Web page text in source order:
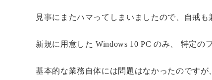
見事にまたハマってしまいましたので、自戒も
新規に用意した Windows 10 PC のみ、 特定の
基本的な業務自体には問題はなかったのです